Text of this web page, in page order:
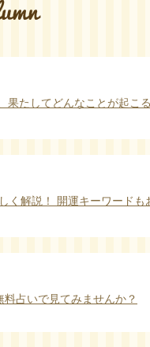
たしてどんなことが起こ
く解説！ 開運キーワードも
占いで見てみませんか？